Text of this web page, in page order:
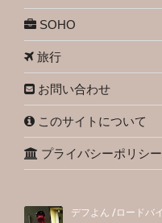
SOHO
旅行
お問い合わせ
このサイトについて
プライバシーポリシー